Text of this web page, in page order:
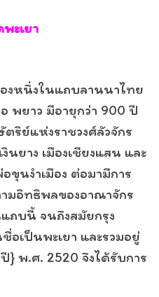
ะเยา
องหนึ่งในแถบลานนาไทย
พยาว มีอายุกว่า 900 ปี
ริย์แห่งราชวงศ์ลัวจักร
นยาง เมืองเชียงแสน และ
ขุนงำเมือง ต่อมามีการ
มอิทธิพลของอาณาจักร
ถบนี้ จนถึงสมัยกรุง
เป็นพะเยา และรวมอยู่
} พ.ศ. 2520 จึงได้รับการ